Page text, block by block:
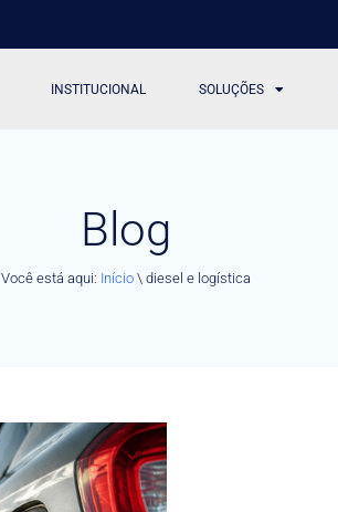
INSTITUCIONAL SOLUÇÕES
Blog
Você está aqui: Início \ diesel e logística